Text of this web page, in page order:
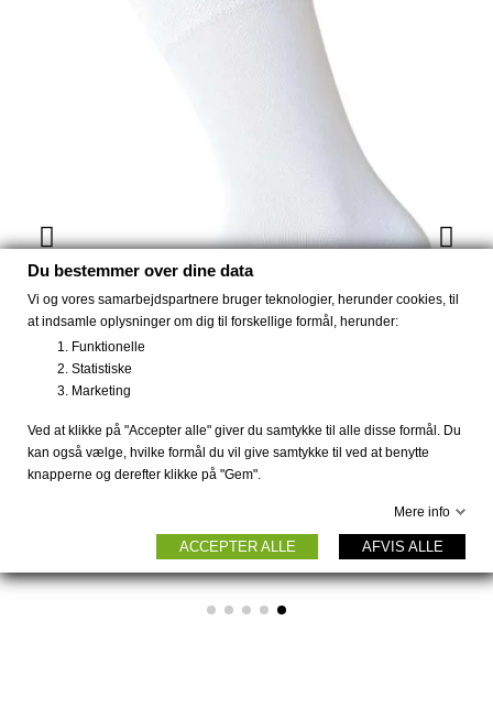
50 DKK
Du bestemmer over dine data
Vi og vores samarbejdspartnere bruger teknologier, herunder cookies, til
at indsamle oplysninger om dig til forskellige formål, herunder:
Funktionelle
Statistiske
Marketing
Ved at klikke på "Accepter alle" giver du samtykke til alle disse formål. Du
kan også vælge, hvilke formål du vil give samtykke til ved at benytte
knapperne og derefter klikke på "Gem".
Mere info
ACCEPTER ALLE AFVIS ALLE